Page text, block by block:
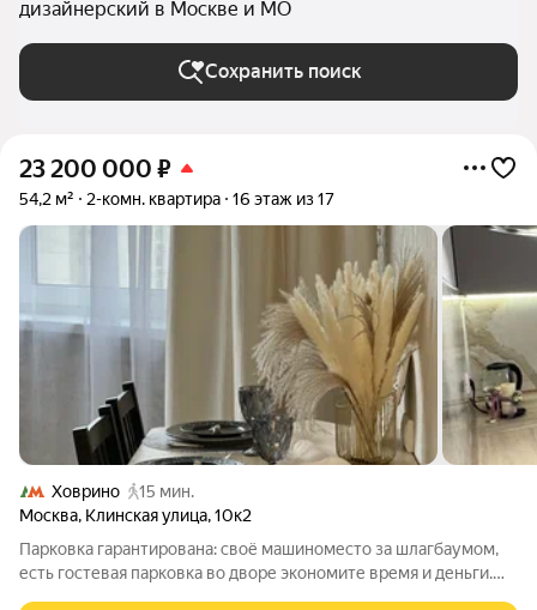
дизайнерский в Москве и МО
Сохранить поиск
23 200 000 ₽
54,2 м² 2-комн. квартира 16 этаж из 17
Ховрино
15 мин.
Москва, Клинская улица,10к2
Парковка гарантирована: своё машиноместо за шлагбаумом,
есть гостевая парковка во дворе экономите время и деньги.